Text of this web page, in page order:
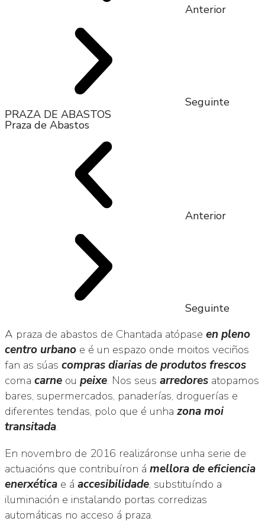
Anterior
Seguinte
PRAZA DE ABASTOS
Praza de Abastos
Anterior
Seguinte
A praza de abastos de Chantada atópase en pleno
centro urbano e é un espazo onde moitos veciños
fan as súas compras diarias de produtos frescos
coma carne ou peixe. Nos seus arredores atopamos
bares, supermercados, panaderías, droguerías e
diferentes tendas, polo que é unha zona moi
transitada.
En novembro de 2016 realizáronse unha serie de
actuacións que contribuíron á mellora de eficiencia
enerxética e á accesibilidade, substituíndo a
iluminación e instalando portas corredizas
automáticas no acceso á praza.